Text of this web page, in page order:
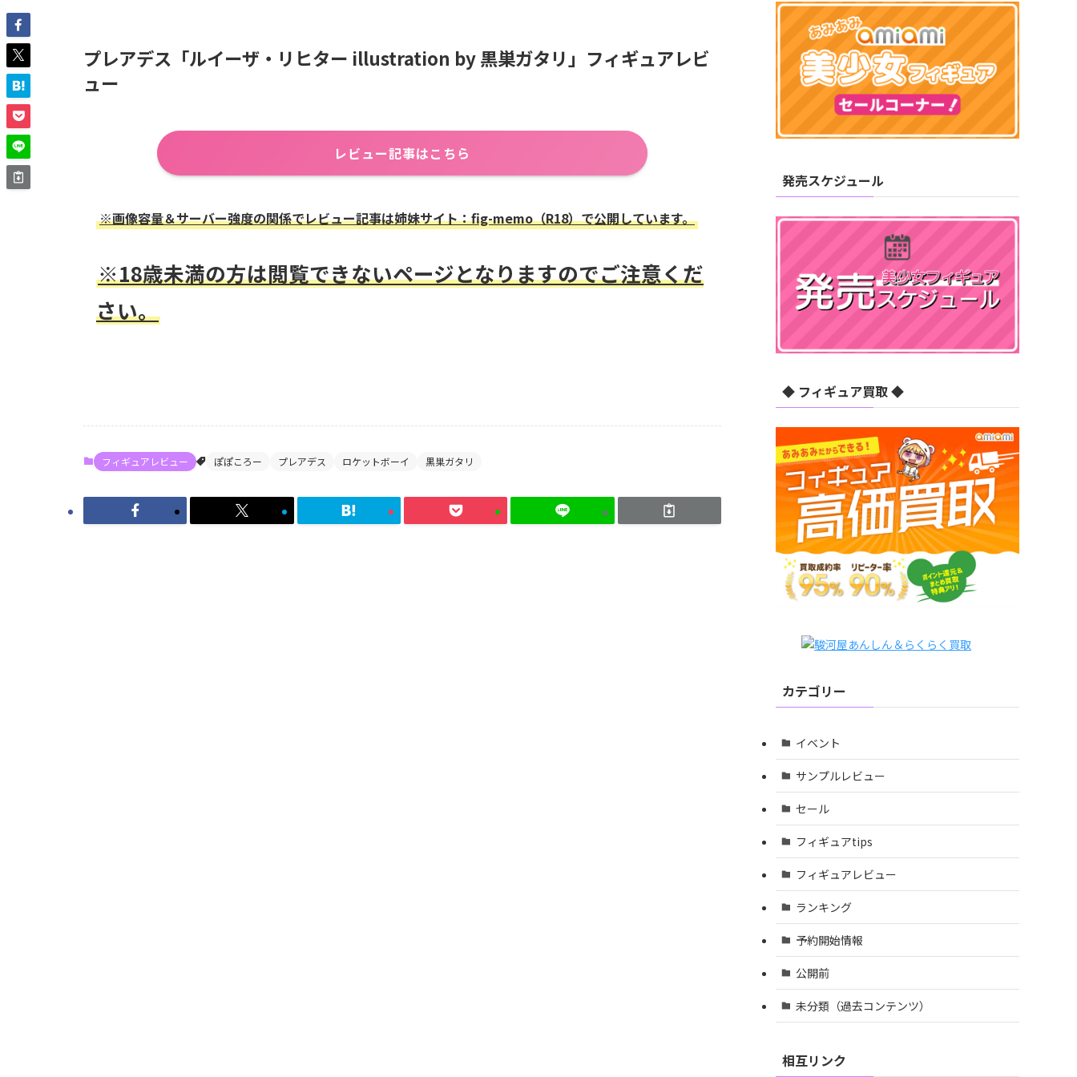
プレアデス「ルイーザ・リヒター illustration by 黒巣ガタリ」フィギュアレビ
ュー
レビュー記事はこちら
※画像容量＆サーバー強度の関係でレビュー記事は姉妹サイト：fig-memo（R18）で公開しています。
※18歳未満の方は閲覧できないページとなりますのでご注意くだ
さい。
フィギュアレビュー ぽぽころー プレアデス ロケットボーイ 黒巣ガタリ
発売スケジュール
◆ フィギュア買取 ◆
カテゴリー
イベント
サンプルレビュー
セール
フィギュアtips
フィギュアレビュー
ランキング
予約開始情報
公開前
未分類（過去コンテンツ）
相互リンク